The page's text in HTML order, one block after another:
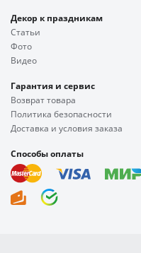
Декор к праздникам
Статьи
Фото
Видео
Гарантия и сервис
Возврат товара
Политика безопасности
Доставка и условия заказа
Способы оплаты